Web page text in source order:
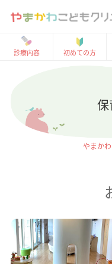
診療内容 初めての方
やまか